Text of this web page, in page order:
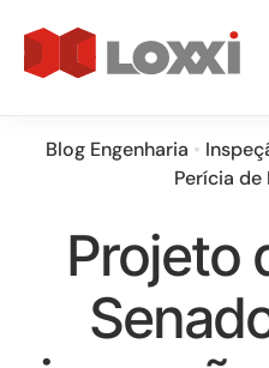
para
Loxxi
Blog Engenharia •
Perícia de
Projeto